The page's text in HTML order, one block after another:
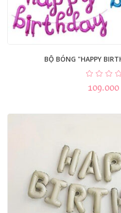
BỘ BÓNG "HAPPY
109.000